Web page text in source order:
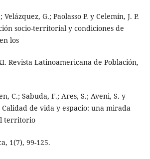
G.; Paolasso P. y Celemín, J. P.
socio-territorial y condiciones de
los
Revista Latinoamericana de Población,
C.; Sabuda, F.; Ares, S.; Aveni, S. y
de vida y espacio: una mirada
territorio
1(7), 99-125.